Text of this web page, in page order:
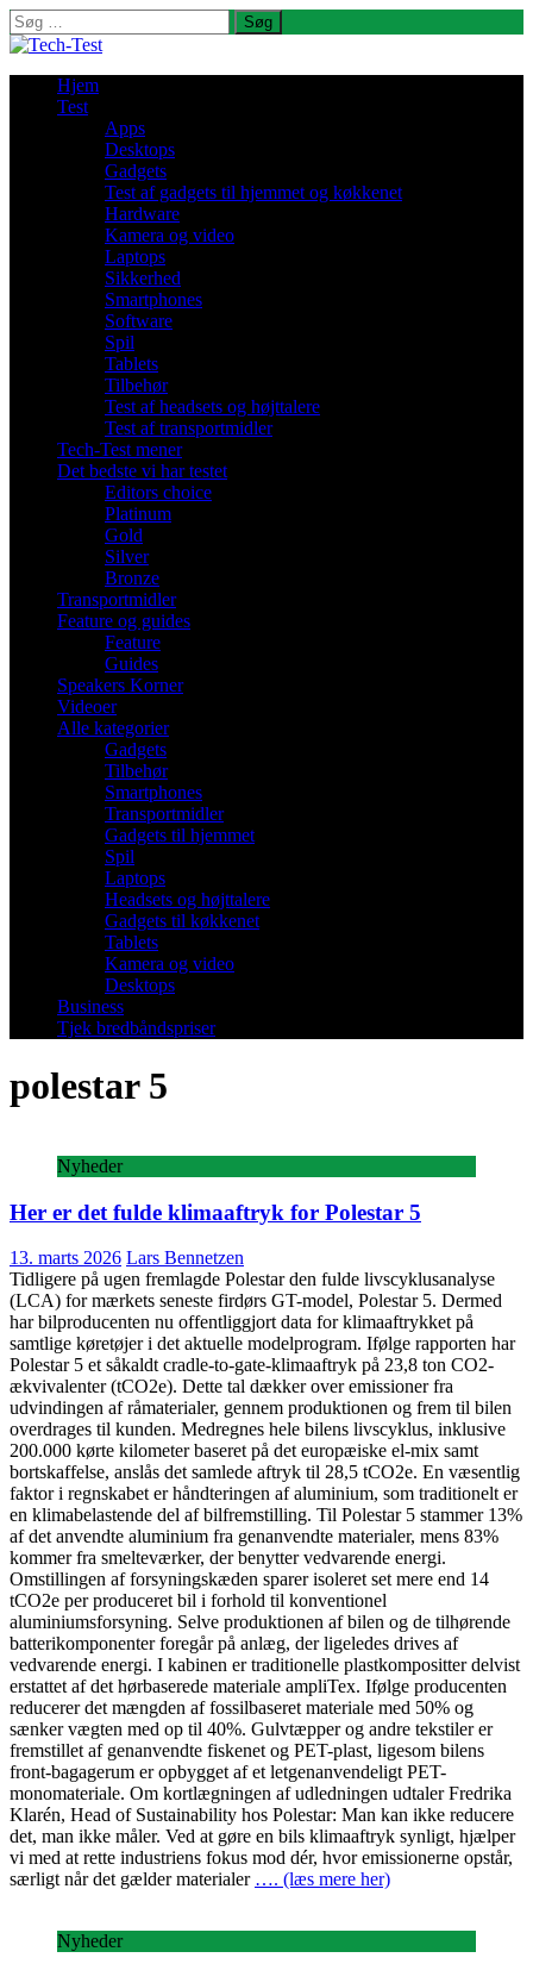
Søg
efter:
Hjem
Test
Apps
Desktops
Gadgets
Test af gadgets til hjemmet og køkkenet
Hardware
Kamera og video
Laptops
Sikkerhed
Smartphones
Software
Spil
Tablets
Tilbehør
Test af headsets og højttalere
Test af transportmidler
Tech-Test mener
Det bedste vi har testet
Editors choice
Platinum
Gold
Silver
Bronze
Transportmidler
Feature og guides
Feature
Guides
Speakers Korner
Videoer
Alle kategorier
Gadgets
Tilbehør
Smartphones
Transportmidler
Gadgets til hjemmet
Spil
Laptops
Headsets og højttalere
Gadgets til køkkenet
Tablets
Kamera og video
Desktops
Business
Tjek bredbåndspriser
polestar 5
Nyheder
Her er det fulde klimaaftryk for Polestar 5
13. marts 2026 Lars Bennetzen
Tidligere på ugen fremlagde Polestar den fulde livscyklusanalyse
(LCA) for mærkets seneste firdørs GT-model, Polestar 5. Dermed
har bilproducenten nu offentliggjort data for klimaaftrykket på
samtlige køretøjer i det aktuelle modelprogram. Ifølge rapporten har
Polestar 5 et såkaldt cradle-to-gate-klimaaftryk på 23,8 ton CO2-
ækvivalenter (tCO2e). Dette tal dækker over emissioner fra
udvindingen af råmaterialer, gennem produktionen og frem til bilen
overdrages til kunden. Medregnes hele bilens livscyklus, inklusive
200.000 kørte kilometer baseret på det europæiske el-mix samt
bortskaffelse, anslås det samlede aftryk til 28,5 tCO2e. En væsentlig
faktor i regnskabet er håndteringen af aluminium, som traditionelt er
en klimabelastende del af bilfremstilling. Til Polestar 5 stammer 13%
af det anvendte aluminium fra genanvendte materialer, mens 83%
kommer fra smelteværker, der benytter vedvarende energi.
Omstillingen af forsyningskæden sparer isoleret set mere end 14
tCO2e per produceret bil i forhold til konventionel
aluminiumsforsyning. Selve produktionen af bilen og de tilhørende
batterikomponenter foregår på anlæg, der ligeledes drives af
vedvarende energi. I kabinen er traditionelle plastkompositter delvist
erstattet af det hørbaserede materiale ampliTex. Ifølge producenten
reducerer det mængden af fossilbaseret materiale med 50% og
sænker vægten med op til 40%. Gulvtæpper og andre tekstiler er
fremstillet af genanvendte fiskenet og PET-plast, ligesom bilens
front-bagagerum er opbygget af et letgenanvendeligt PET-
monomateriale. Om kortlægningen af udledningen udtaler Fredrika
Klarén, Head of Sustainability hos Polestar: Man kan ikke reducere
det, man ikke måler. Ved at gøre en bils klimaaftryk synligt, hjælper
vi med at rette industriens fokus mod dér, hvor emissionerne opstår,
særligt når det gælder materialer …. (læs mere her)
Nyheder